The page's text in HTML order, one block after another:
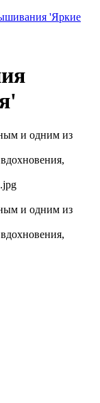
'Яркие
и одним из
и одним из